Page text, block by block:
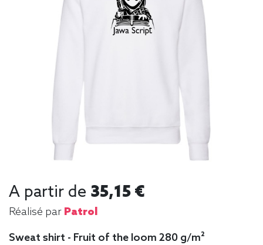
A partir de 35,15 €
Réalisé par Patrol
Sweat shirt - Fruit of the loom 280 g/m²